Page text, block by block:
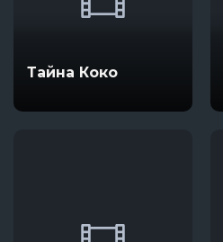
Тайна Коко